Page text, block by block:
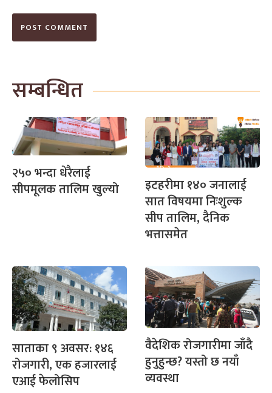
सम्बन्धित
२५० भन्दा धेरैलाई
सीपमूलक तालिम खुल्यो इटहरीमा १४० जनालाई
सात विषयमा निःशुल्क
सीप तालिम, दैनिक
भत्तासमेत
साताका ९ अवसर: १४६
रोजगारी, एक हजारलाई
एआई फेलोसिप
वैदेशिक रोजगारीमा जाँदै
हुनुहुन्छ? यस्तो छ नयाँ
व्यवस्था